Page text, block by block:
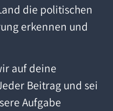
die politischen
erkennen und
auf deine
Beitrag und sei
Aufgabe